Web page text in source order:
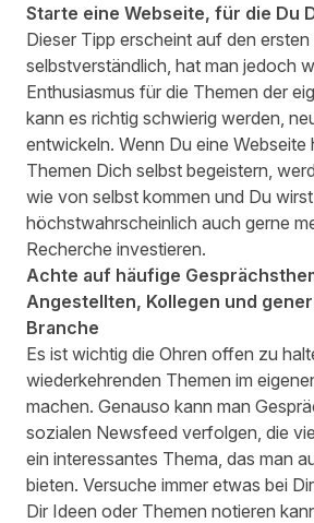
Starte eine Webseite, für die Du
Dieser Tipp erscheint auf den ersten
selbstverständlich, hat man jedoch
Enthusiasmus für die Themen der
kann es richtig schwierig werden,
entwickeln. Wenn Du eine Webseite
Themen Dich selbst begeistern,
wie von selbst kommen und Du wirst
höchstwahrscheinlich auch gerne
Recherche investieren.
Achte auf häufige
Angestellten, Kollegen und
Branche
Es ist wichtig die Ohren offen zu
wiederkehrenden Themen im
machen. Genauso kann man
sozialen Newsfeed verfolgen, die
ein interessantes Thema, das man
bieten. Versuche immer etwas bei
Dir Ideen oder Themen notieren